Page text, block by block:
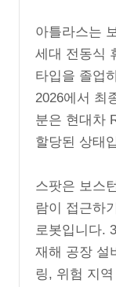
아틀라스는
세대 전동식
타입을 졸업
2026에서 최
분은 현대차
할당된 상태
스팟은 보스
람이 접근하
로봇입니다.
재해 공장 설
링, 위험 지